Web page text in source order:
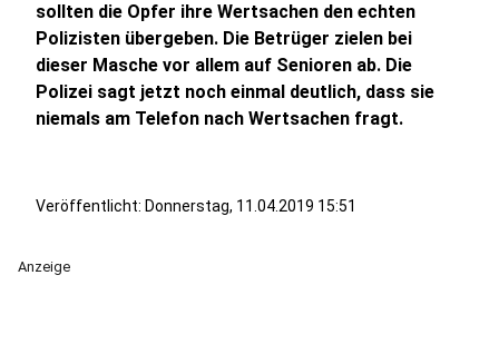
sollten die Opfer ihre Wertsachen den echten
Polizisten übergeben. Die Betrüger zielen bei
dieser Masche vor allem auf Senioren ab. Die
Polizei sagt jetzt noch einmal deutlich, dass sie
niemals am Telefon nach Wertsachen fragt.
Veröffentlicht: Donnerstag, 11.04.2019 15:51
Anzeige